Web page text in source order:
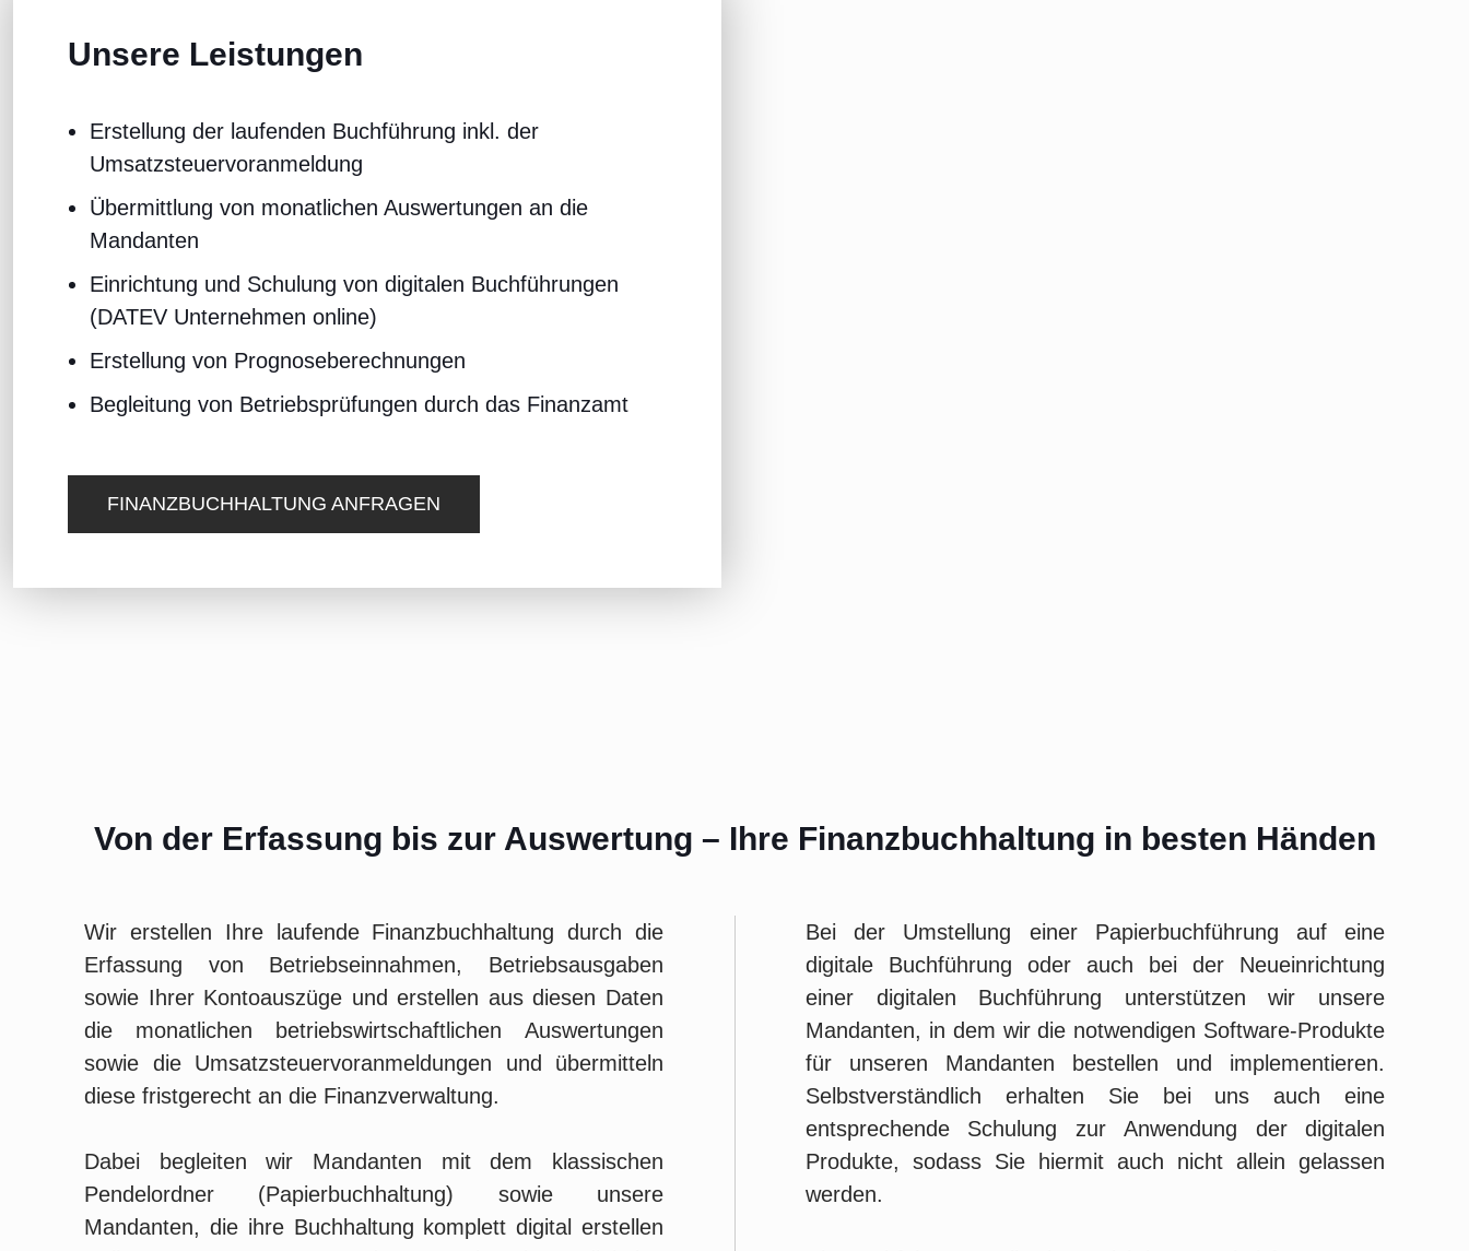
Unsere Leistungen
Erstellung der laufenden Buchführung inkl. der
Umsatzsteuervoranmeldung
Übermittlung von monatlichen Auswertungen an die
Mandanten
Einrichtung und Schulung von digitalen Buchführungen
(DATEV Unternehmen online)
Erstellung von Prognoseberechnungen
Begleitung von Betriebsprüfungen durch das Finanzamt
FINANZBUCHHALTUNG ANFRAGEN
Von der Erfassung bis zur Auswertung – Ihre Finanzbuchhaltung in besten Händen
Wir erstellen Ihre laufende Finanzbuchhaltung durch die
Erfassung von Betriebseinnahmen, Betriebsausgaben
sowie Ihrer Kontoauszüge und erstellen aus diesen Daten
die monatlichen betriebswirtschaftlichen Auswertungen
sowie die Umsatzsteuervoranmeldungen und übermitteln
diese fristgerecht an die Finanzverwaltung.
Dabei begleiten wir Mandanten mit dem klassischen
Pendelordner (Papierbuchhaltung) sowie unsere
Mandanten, die ihre Buchhaltung komplett digital erstellen
Bei der Umstellung einer Papierbuchführung auf eine
digitale Buchführung oder auch bei der Neueinrichtung
einer digitalen Buchführung unterstützen wir unsere
Mandanten, in dem wir die notwendigen Software-Produkte
für unseren Mandanten bestellen und implementieren.
Selbstverständlich erhalten Sie bei uns auch eine
entsprechende Schulung zur Anwendung der digitalen
Produkte, sodass Sie hiermit auch nicht allein gelassen
werden.